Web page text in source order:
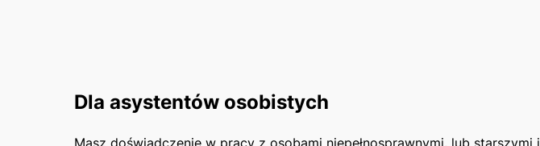
Dla asystentów osobistych